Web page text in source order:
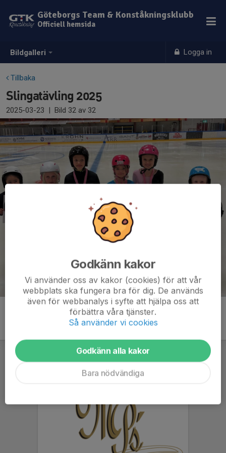
Bildgalleri Logga in
Göteborgs Team & Konståkningsklubb
Officiell hemsida
Tillbaka
Slingatävling 2025
2025-03-23 | Bild 32 av 32
Godkänn kakor
Vi använder oss av kakor (cookies) för att vår
webbplats ska fungera bra för dig. De används
även för webbanalys i syfte att hjälpa oss att
förbättra våra tjänster.
Så använder vi cookies
Godkänn alla kakor
Bara nödvändiga